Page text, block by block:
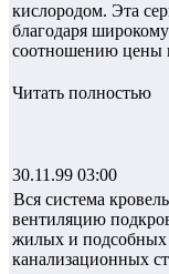
кислородом. Эта
благодаря
соотношению
Читать полностью
30.11.99 03:00
Вся система
вентиляцию
жилых и
канализационных